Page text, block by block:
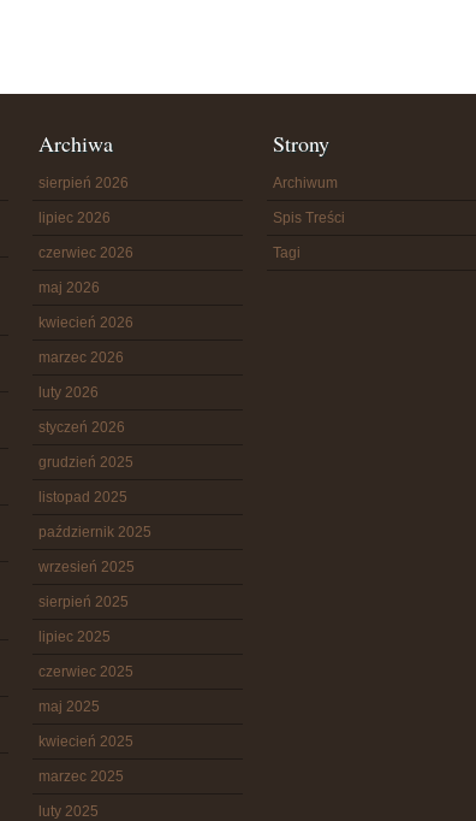
Archiwa
sierpień 2026
lipiec 2026
czerwiec 2026
maj 2026
kwiecień 2026
marzec 2026
luty 2026
styczeń 2026
grudzień 2025
listopad 2025
październik 2025
wrzesień 2025
sierpień 2025
lipiec 2025
czerwiec 2025
maj 2025
kwiecień 2025
marzec 2025
luty 2025
Strony
Archiwum
Spis Treści
Tagi